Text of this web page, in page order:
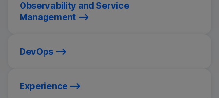
Observability and Service
Management
DevOps
Experience